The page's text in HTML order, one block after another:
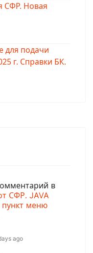
СФР. Новая
для подачи
г. Справки БК.
в
СФР. JAVA
меню
ago